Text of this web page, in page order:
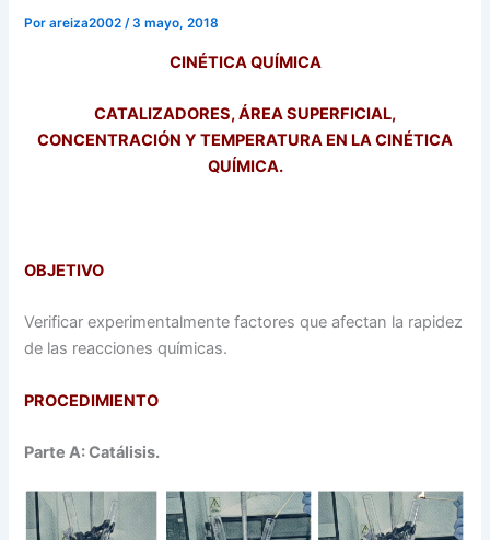
Porareiza2002/3 mayo, 2018
CINÉTICA QUÍMICA
CATALIZADORES, ÁREA SUPERFICIAL,
CONCENTRACIÓN Y TEMPERATURA EN LACINÉTICA
QUÍMICA.
OBJETIVO
Verificar experimentalmente factores que afectan la rapidez
de las reacciones químicas.
PROCEDIMIENTO
Parte A: Catálisis.